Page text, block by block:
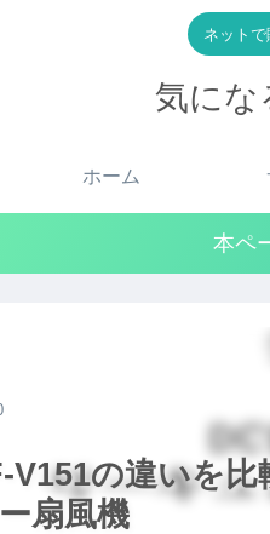
ネット
気にな
ホーム
本ペ
V151の違いを
扇風機